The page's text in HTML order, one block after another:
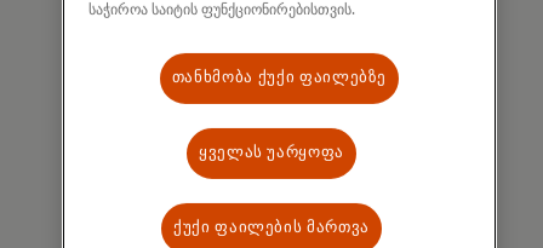
კვანტური გამოთვლები
საჭიროა საიტის ფუნქციონირებისთვის.
თანხმობა ქუქი ფაილებზე
ყველას უარყოფა
ქუქი ფაილების მართვა